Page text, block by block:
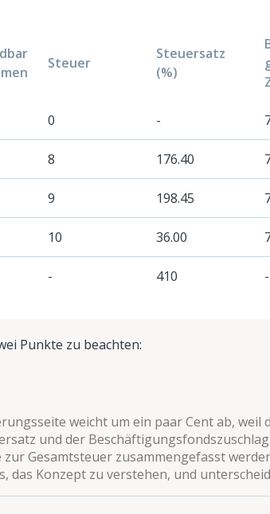
Steuer
Steuersatz
(%)
0 -
8 176.40
9 198.45
10 36.00
- 410 -
Punkte zu beachten:
weicht um ein paar Cent ab, weil
und der
Gesamtsteuer zusammengefasst
das Konzept zu verstehen, und